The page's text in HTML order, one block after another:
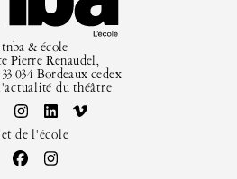
tnba & école
Pierre Renaudel,
33 034 Bordeaux cedex
du théâtre
et de l'école